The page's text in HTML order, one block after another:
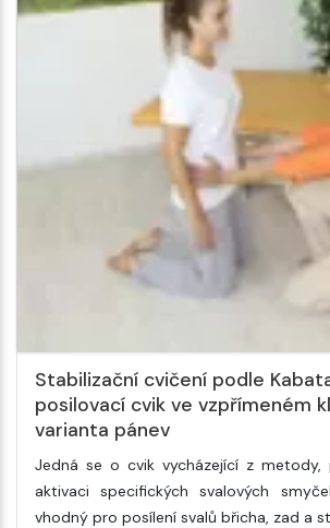
Stabilizační cvičení podle
posilovací cvik ve vzpřímeném
varianta pánev
Jedná se o cvik vycházející z metody,
aktivaci specifických svalových
vhodný pro posílení svalů břicha, zad a